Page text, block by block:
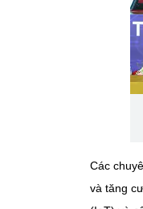
Các
và tăng